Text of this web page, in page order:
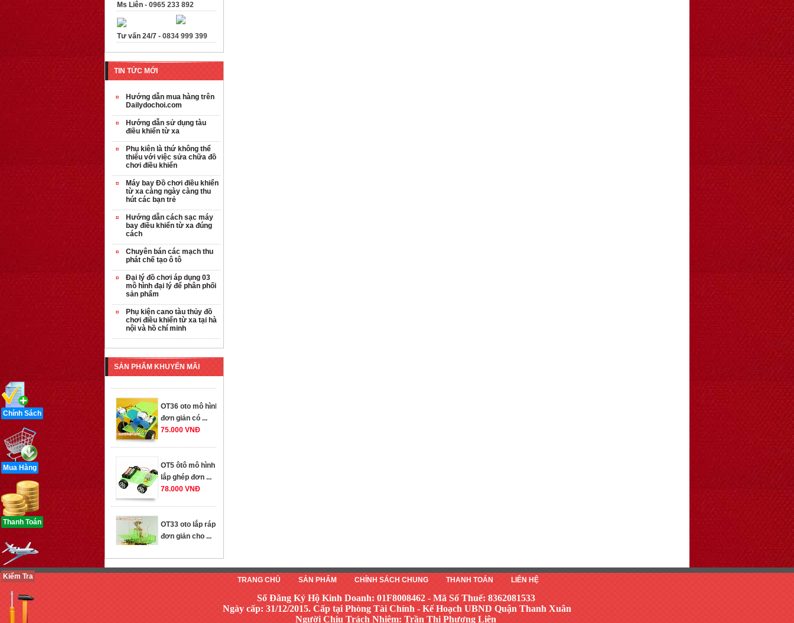
Ms Liên - 0965 233 892
Tư vấn 24/7 - 0834 999 399
TIN TỨC MỚI
Hướng dẫn mua hàng trên
Dailydochoi.com
Hướng dẫn sử dụng tàu
điều khiển từ xa
Phụ kiên là thứ không thể
thiếu với việc sửa chữa đồ
chơi điều khiển
Máy bay Đồ chơi điều khiển
từ xa càng ngày càng thu
hút các bạn trẻ
Hướng dẫn cách sạc máy
bay điều khiển từ xa đúng
cách
Chuyên bán các mạch thu
phát chế tạo ô tô
Đại lý đồ chơi áp dụng 03
mô hình đại lý để phân phối
sản phẩm
Phụ kiện cano tàu thủy đồ
chơi điều khiển từ xa tại hà
nội và hồ chí minh
SẢN PHẨM KHUYẾN MÃI
OT35 robot lắp
...
259.000 VNĐ
đơn giản có ...
75.000 VNĐ
lắp ghép đơn ...
78.000 VNĐ
đơn giản cho ...
352.000 VNĐ
OT35 robot lắp
ráp nhấc chân di
259.000 VNĐ
TRANG CHỦ SẢN PHẨM CHÍNH SÁCH CHUNG THANH TOÁN LIÊN HỆ
Số Đăng Ký Hộ Kinh Doanh: 01F8008462 - Mã Số Thuế: 8362081533
Ngày cấp: 31/12/2015. Cấp tại Phòng Tài Chính - Kế Hoạch UBND Quận Thanh Xuân
Người Chịu Trách Nhiệm: Trần Thị Phương Liên
Chính Sách
Mua Hàng
Thanh Toán
Kiểm Tra